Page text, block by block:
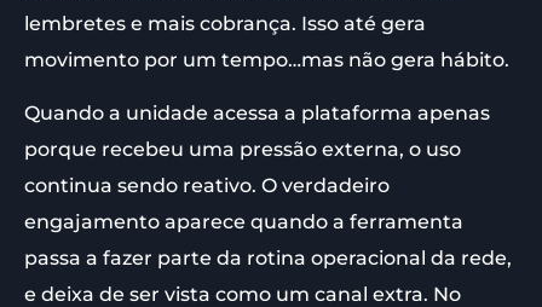
lembretes e mais cobrança. Isso até gera
movimento por um tempo…mas não gera hábito.
Quando a unidade acessa a plataforma apenas
porque recebeu uma pressão externa, o uso
continua sendo reativo. O verdadeiro
engajamento aparece quando a ferramenta
passa a fazer parte da rotina operacional da rede,
e deixa de ser vista como um canal extra. No